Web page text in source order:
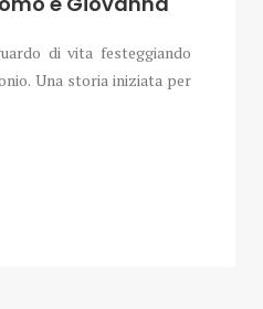
di vita festeggiando
Una storia iniziata per